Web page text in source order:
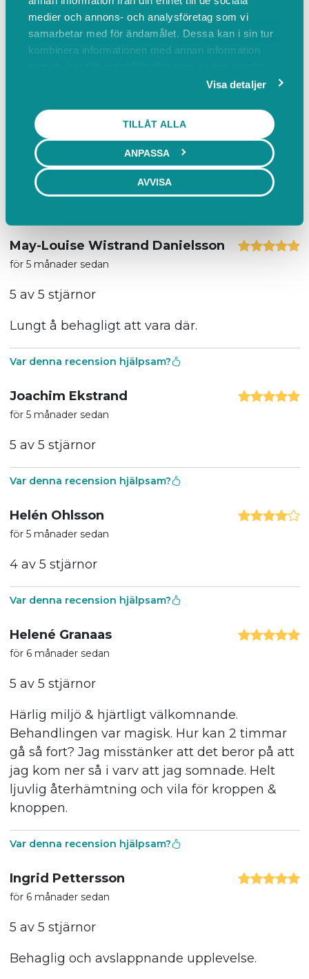
medier och annons- och analysföretag som vi
samarbetar med för ändamålet. Dessa kan i sin tur
kombinera informationen med annan information
Visa detaljer
TILLÅT ALLA
ANPASSA
AVVISA
Rödljus bastu. Så nöjd ✨️❤️🙏
5 av 5 stjärnor
Som alltid en superskön stund i djup vila och
återhämtning.
May-Louise Wistrand Danielsson
för 5 månader sedan
5 av 5 stjärnor
Lungt å behagligt att vara där.
Var denna recension hjälpsam?
Joachim Ekstrand
för 5 månader sedan
5 av 5 stjärnor
Var denna recension hjälpsam?
Helén Ohlsson
för 5 månader sedan
4 av 5 stjärnor
Var denna recension hjälpsam?
Helené Granaas
för 6 månader sedan
5 av 5 stjärnor
Härlig miljö & hjärtligt välkomnande.
Behandlingen var magisk. Hur kan 2 timmar
gå så fort? Jag misstänker att det beror på att
jag kom ner så i varv att jag somnade. Helt
ljuvlig återhämtning och vila för kroppen &
knoppen.
Var denna recension hjälpsam?
Ingrid Pettersson
för 6 månader sedan
5 av 5 stjärnor
Behaglig och avslappnande upplevelse.